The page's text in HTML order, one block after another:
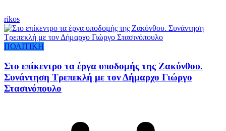
rikos
ΠΟΛΙΤΙΚΗ
Στο επίκεντρο τα έργα υποδομής της Ζακύνθου.
Συνάντηση Τρεπεκλή με τον Δήμαρχο Γιώργο
Στασινόπουλο